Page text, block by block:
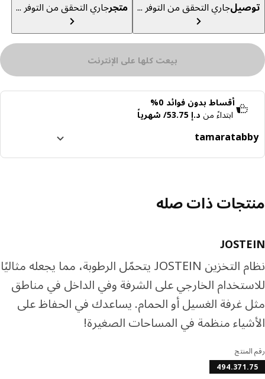
جاري التحقق من التوفر ... متجرجاري التحقق من التوفر ...
بيعت كلها على الإنترنت
أقساط بدون فوائد 0%
ابتداءً مند.إ 53.75/ شهرياً
tamara
المزيد عن تماراذات صله
نظام التخزين JOSTEIN يتحمّل الرطوبة، مما يجعله مثاليًا
الخارجي على الشرفة وفي الداخل في مناطق
غرفة الغسيل أو الحمام. يساعدك في الحفاظ على
منظمة في المساحات الصغيرة!